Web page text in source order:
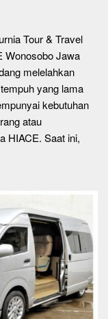
Tour & Travel
Wonosobo Jawa
melelahkan
yang lama
kebutuhan
atau
HIACE. Saat ini,